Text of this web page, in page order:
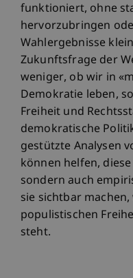
funktioniert, ohne
hervorzubringen
Wahlergebnisse
Zukunftsfrage der
weniger, ob wir in
Demokratie leben,
Freiheit und
demokratische
gestützte Analysen
können helfen,
sondern auch
sie sichtbar
populistischen
steht.